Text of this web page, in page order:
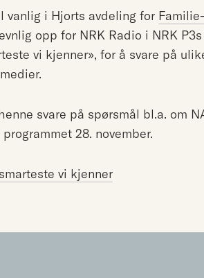
vanlig i Hjorts avdeling for
opp for NRK Radio i NRK
vi kjenner», for å svare på
svare på spørsmål bl.a. om
28. november.
vi kjenner